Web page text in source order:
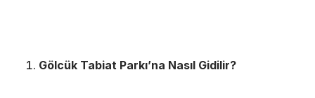
Gölcük Tabiat Parkı’na Nasıl Gidilir?